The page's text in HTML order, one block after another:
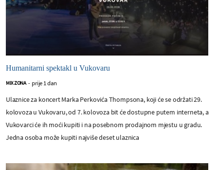
Humanitarni spektakl u Vukovaru
MIX ZONA - prije 1 dan
Ulaznice za koncert Marka Perkovića Thompsona, koji će se održati 29.
kolovoza u Vukovaru, od 7. kolovoza bit će dostupne putem interneta, a
Vukovarci će ih moći kupiti i na posebnom prodajnom mjestu u gradu.
Jedna osoba može kupiti najviše deset ulaznica